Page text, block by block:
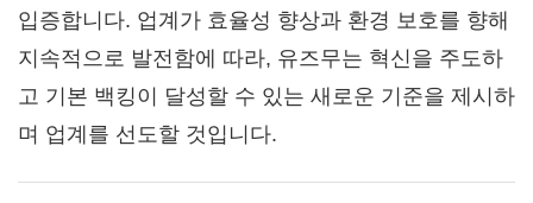
입증합니다. 업계가 효율성 향상과 환경 보호를 향해
지속적으로 발전함에 따라, 유즈무는 혁신을 주도하
고 기본 백킹이 달성할 수 있는 새로운 기준을 제시하
며 업계를 선도할 것입니다.